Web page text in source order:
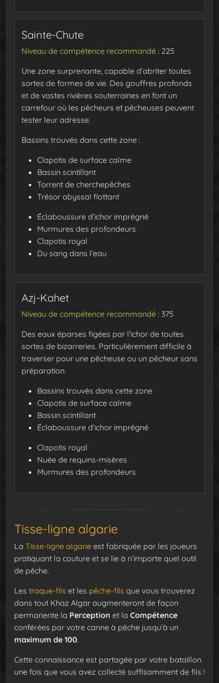
Sainte-Chute
Niveau de compétence recommandé : 225
Une zone surprenante, capable d’abriter toutes
sortes de formes de vie. Des gouffres profonds
et de vastes rivières souterraines en font un
carrefour où les pêcheurs et pêcheuses peuvent
tester leur adresse.
Bassins trouvés dans cette zone :
Clapotis de surface calme
Bassin scintillant
Torrent de cherchepêches
Trésor abyssal flottant
Éclaboussure d’ichor imprégné
Murmures des profondeurs
Clapotis royal
Du sang dans l’eau
Azj-Kahet
Niveau de compétence recommandé : 375
Des eaux éparses figées par l’ichor de toutes
sortes de bizarreries. Particulièrement difficile à
traverser pour une pêcheuse ou un pêcheur sans
préparation.
Bassins trouvés dans cette zone
Clapotis de surface calme
Bassin scintillant
Éclaboussure d’ichor imprégné
Clapotis royal
Nuée de requins-misères
Murmures des profondeurs
Tisse-ligne algarie
La Tisse-ligne algarie est fabriquée par les joueurs
pratiquant la couture et se lie à n’importe quel outil
de pêche.
Les traque-fils et les pêche-fils que vous trouverez
dans tout Khaz Algar augmenteront de façon
permanente la Perception et la Compétence
conférées par votre canne à pêche jusqu’à un
maximum de 100.
Cette connaissance est partagée par votre bataillon
une fois que vous avez collecté suffisamment de fils !